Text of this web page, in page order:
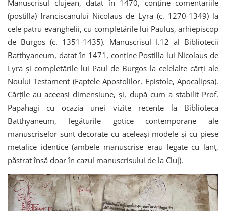
Manuscrisul clujean, datat în 1470, conține comentariile
(postilla) franciscanului Nicolaus de Lyra (c. 1270-1349) la
cele patru evanghelii, cu completările lui Paulus, arhiepiscop
de Burgos (c. 1351-1435). Manuscrisul I.12 al Bibliotecii
Batthyaneum, datat în 1471, conține Postilla lui Nicolaus de
Lyra și completările lui Paul de Burgos la celelalte cărți ale
Noului Testament (Faptele Apostolilor, Epistole, Apocalipsa).
Cărțile au aceeași dimensiune, și, după cum a stabilit Prof.
Papahagi cu ocazia unei vizite recente la Biblioteca
Batthyaneum, legăturile gotice contemporane ale
manuscriselor sunt decorate cu aceleași modele și cu piese
metalice identice (ambele manuscrise erau legate cu lanț,
păstrat însă doar în cazul manuscrisului de la Cluj).